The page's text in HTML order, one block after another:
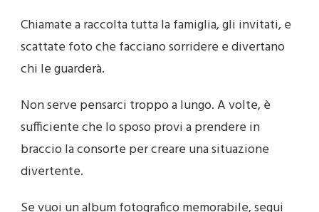
Chiamate a raccolta tutta la famiglia, gli invitati, e
scattate foto che facciano sorridere e divertano
chi le guarderà.
Non serve pensarci troppo a lungo. A volte, è
sufficiente che lo sposo provi a prendere in
braccio la consorte per creare una situazione
divertente.
Se vuoi un album fotografico memorabile, segui